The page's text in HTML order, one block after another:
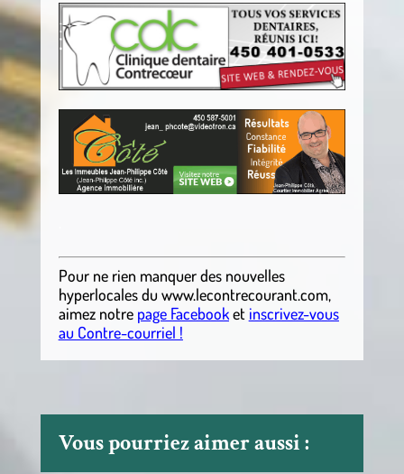
Pour ne rien manquer des nouvelles
hyperlocalesdu www.lecontrecourant.com,
aimez notre page Facebooket inscrivez-vous
au Contre-courriel !
Vous pourriez aimer aussi :